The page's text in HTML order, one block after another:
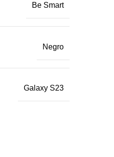
Be Smart
Negro
Galaxy S23